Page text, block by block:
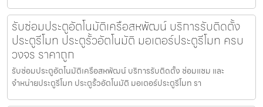
รับซ่อมประตูอัตโนมัติเครือสหพัฒน์ บริการรับติดตั้ง
ประตูรีโมท ประตูรั้วอัตโนมัติ มอเตอร์ประตูรีโมท ครบ
วงจร ราคาถูก
รับซ่อมประตูอัตโนมัติเครือสหพัฒน์ บริการรับติดตั้ง ซ่อมแซม และ
จำหน่ายประตูรีโมท ประตูรั้วอัตโนมัติ มอเตอร์ประตูรีโมท รา